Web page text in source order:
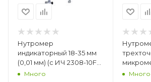
Нутромер
индикаторный 18-35 мм
(0,01 мм) (с ИЧ 2308-10FA,
без установочного
Много Много